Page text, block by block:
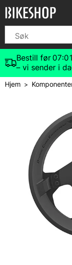
Bestill før
– vi sender i
Hjem>